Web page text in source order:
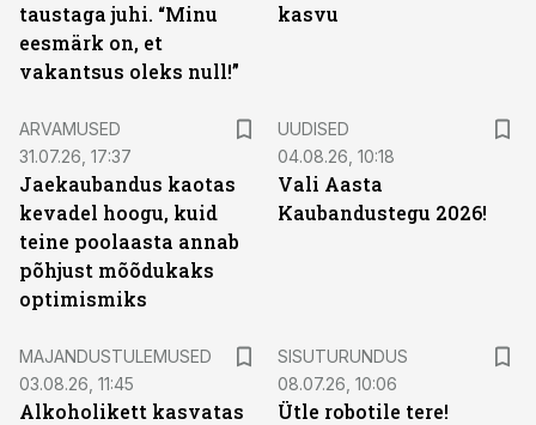
taustaga juhi. “Minu
eesmärk on, et
vakantsus oleks null!”
kasvu
ARVAMUSED
31.07.26, 17:37
Jaekaubandus kaotas
kevadel hoogu, kuid
teine poolaasta annab
põhjust mõõdukaks
optimismiks
UUDISED
04.08.26, 10:18
Vali Aasta
Kaubandustegu 2026!
MAJANDUSTULEMUSED
03.08.26, 11:45
Alkoholikett kasvatas
SISUTURUNDUS
08.07.26, 10:06
Ütle robotile tere!